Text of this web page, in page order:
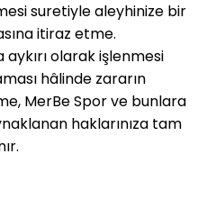
suretiyle aleyhinize bir
itiraz etme.
olarak işlenmesi
hâlinde zararın
MerBe Spor ve bunlara
haklarınıza tam